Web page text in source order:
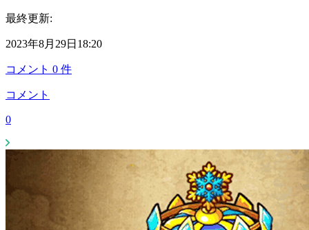
最終更新:
2023年8月29日18:20
コメント 0 件
コメント
0